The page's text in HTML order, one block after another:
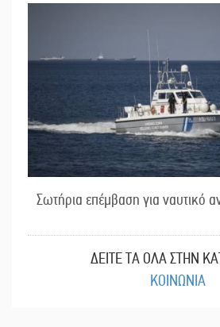
Σωτήρια επέμβαση για ναυτικό
ΔΕΙΤΕ ΤΑ ΟΛΑ ΣΤΗΝ
ΚΟΙΝΩΝΙΑ